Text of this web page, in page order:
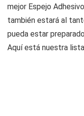
mejor Espejo
también estará al
pueda estar
Aquí está nuestra